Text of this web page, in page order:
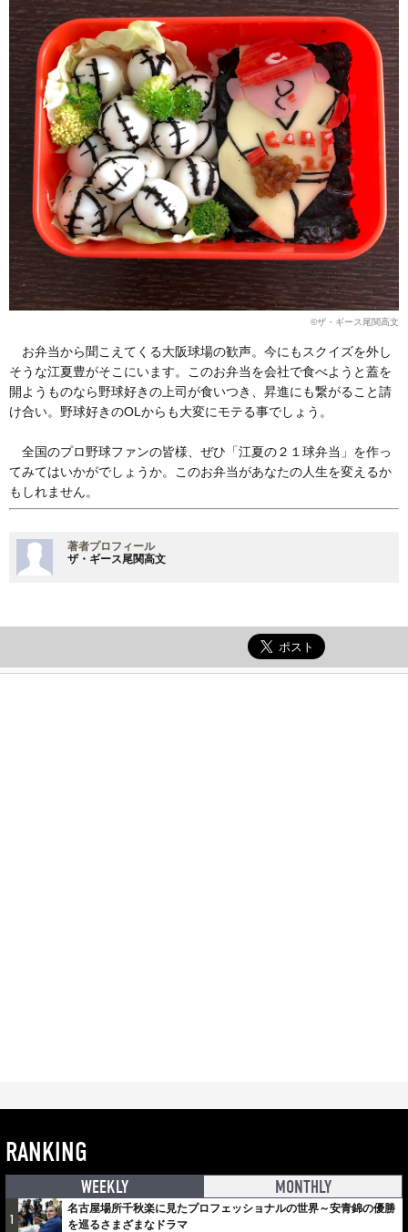
©︎ザ・ギース尾関高文
お弁当から聞こえてくる大阪球場の歓声。今にもスクイズを外し
そうな江夏豊がそこにいます。このお弁当を会社で食べようと蓋を
開ようものなら野球好きの上司が食いつき、昇進にも繋がること請
け合い。野球好きのOLからも大変にモテる事でしょう。
全国のプロ野球ファンの皆様、ぜひ「江夏の２１球弁当」を作っ
てみてはいかがでしょうか。このお弁当があなたの人生を変えるか
もしれません。
著者プロフィール
ザ・ギース尾関高文
RANKING
WEEKLY MONTHLY
1
名古屋場所千秋楽に見たプロフェッショナルの世界～安青錦の優勝
を巡るさまざまなドラマ